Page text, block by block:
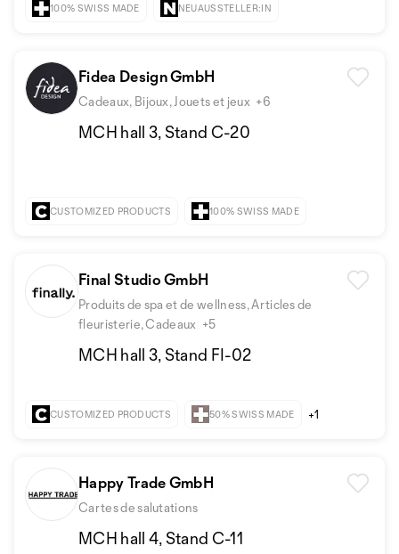
100% SWISS MADE NEUAUSSTELLER:IN
Fidea Design GmbH
Cadeaux, Bijoux, Jouets et jeux +6
MCH hall 3, Stand C-20
CUSTOMIZED PRODUCTS 100% SWISS MADE
Final Studio GmbH
Produits de spa et de wellness, Articles de
fleuristerie, Cadeaux +5
MCH hall 3, Stand FI-02
CUSTOMIZED PRODUCTS 50% SWISS MADE +1
Happy Trade GmbH
Cartes de salutations
MCH hall 4, Stand C-11